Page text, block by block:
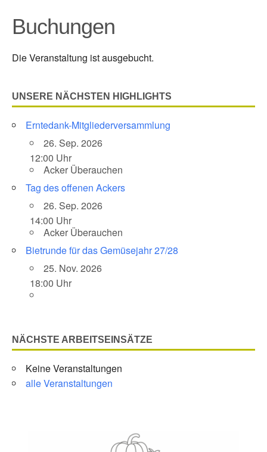
Buchungen
Die Veranstaltung ist ausgebucht.
UNSERE NÄCHSTEN HIGHLIGHTS
Erntedank-Mitgliederversammlung
26. Sep. 2026
12:00 Uhr
Acker Überauchen
Tag des offenen Ackers
26. Sep. 2026
14:00 Uhr
Acker Überauchen
Bietrunde für das Gemüsejahr 27/28
25. Nov. 2026
18:00 Uhr
NÄCHSTE ARBEITSEINSÄTZE
Keine Veranstaltungen
alle Veranstaltungen